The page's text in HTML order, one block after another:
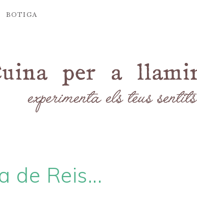
BOTIGA
de Reis...